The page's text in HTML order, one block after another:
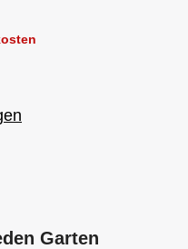
Garten